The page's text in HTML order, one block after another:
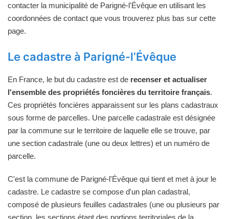
contacter la municipalité de Parigné-l'Évêque en utilisant les
coordonnées de contact que vous trouverez plus bas sur cette
page.
Le cadastre à Parigné-l’Évêque
En France, le but du cadastre est de recenser et actualiser
l'ensemble des propriétés foncières du territoire français.
Ces propriétés foncières apparaissent sur les plans cadastraux
sous forme de parcelles. Une parcelle cadastrale est désignée
par la commune sur le territoire de laquelle elle se trouve, par
une section cadastrale (une ou deux lettres) et un numéro de
parcelle.
C'est la commune de Parigné-l'Évêque qui tient et met à jour le
cadastre. Le cadastre se compose d'un plan cadastral,
composé de plusieurs feuilles cadastrales (une ou plusieurs par
section, les sections étant des portions territoriales de la